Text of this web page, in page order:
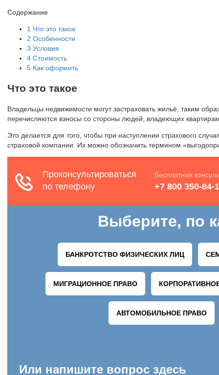
Содержание
1 Что это такое
2 Особенности
3 Условия
4 Стоимость
5 Как оформить
Что это такое
Владельцы недвижимости могут застраховать жильё, таким
перечисляются взносы со стороны людей, владеющих
Это делается для того, чтобы при наступлении страхового
страховой компании. Их можно обозначить термином